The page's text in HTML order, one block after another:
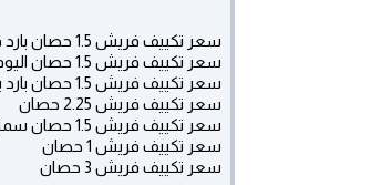
سعر تكييف فريش 1.5 حصان بارد فقط
سعر تكييف فريش 1.5 حصان اليوم
سعر تكييف فريش 1.5 حصان بارد بلازما ديجيتال
سعر تكييف فريش 2.25 حصان
سعر تكييف فريش 1.5 حصان سمارت
سعر تكييف فريش 1 حصان
سعر تكييف فريش 3 حصان